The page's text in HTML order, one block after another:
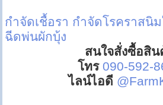
กำจัดเชื้อรา กำจัดโรคราสนิ
ฉีดพ่นผักบุ้ง
สนใจสั่งซื้อสิน
โทร 090-592-
ไลน์ไอดี